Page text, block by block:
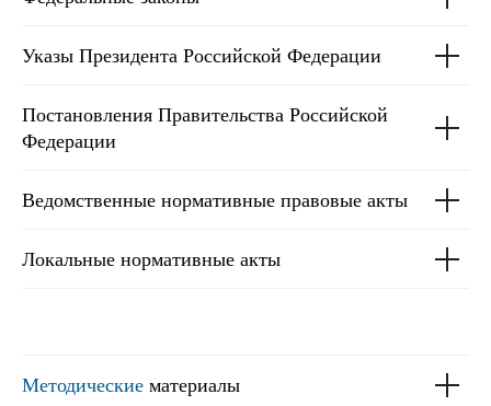
Указы Президента Российской Федерации
Постановления Правительства Российской
Федерации
Ведомственные нормативные правовые акты
Локальные нормативные акты
Методические материалы